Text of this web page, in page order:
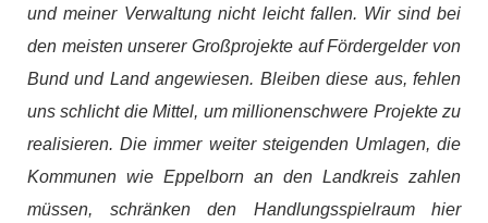
und meiner Verwaltung nicht leicht fallen. Wir sind bei
den meisten unserer Großprojekte auf Fördergelder von
Bund und Land angewiesen. Bleiben diese aus, fehlen
uns schlicht die Mittel, um millionenschwere Projekte zu
realisieren. Die immer weiter steigenden Umlagen, die
Kommunen wie Eppelborn an den Landkreis zahlen
müssen, schränken den Handlungsspielraum hier